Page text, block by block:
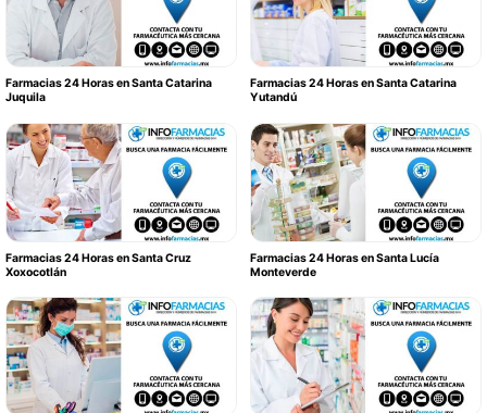
Farmacias 24 Horas en Santa Catarina
Juquila
Farmacias 24 Horas en Santa Catarina
Yutandú
Farmacias 24 Horas en Santa Cruz
Xoxocotlán
Farmacias 24 Horas en Santa Lucía
Monteverde